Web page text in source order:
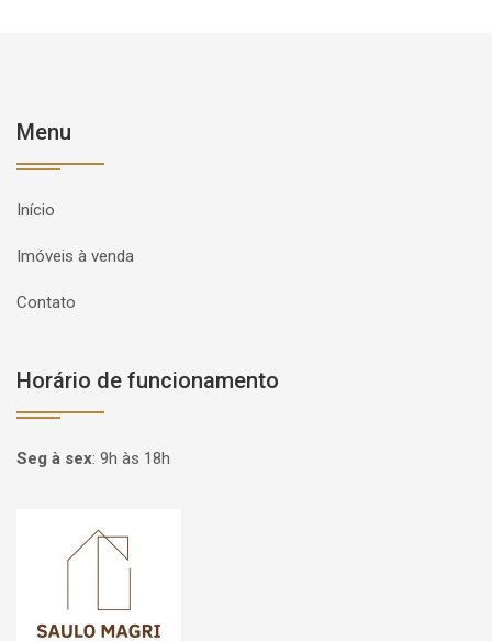
Menu
Início
Imóveis à venda
Contato
Horário de funcionamento
Seg à sex: 9h às 18h
Página inicial